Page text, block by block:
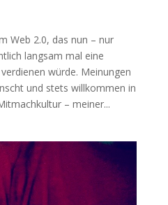
Web 2.0, das nun – nur
langsam mal eine
würde. Meinungen
und stets willkommen in
– meiner...